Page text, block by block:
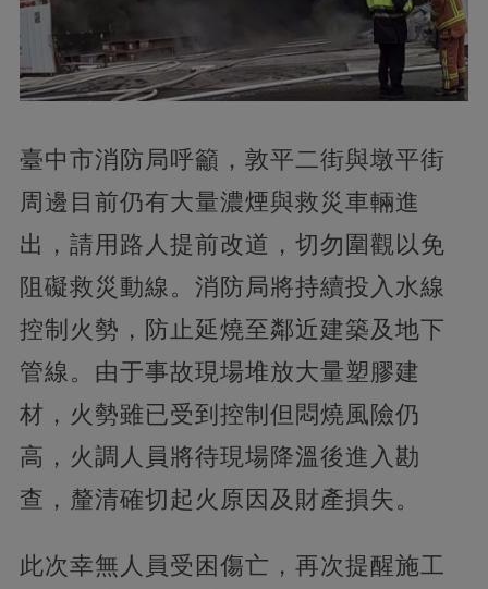
臺中市消防局呼籲，敦平二街與墩平街
周邊目前仍有大量濃煙與救災車輛進
出，請用路人提前改道，切勿圍觀以免
阻礙救災動線。消防局將持續投入水線
控制火勢，防止延燒至鄰近建築及地下
管線。由于事故現場堆放大量塑膠建
材，火勢雖已受到控制但悶燒風險仍
高，火調人員將待現場降溫後進入勘
查，釐清確切起火原因及財產損失。
此次幸無人員受困傷亡，再次提醒施工